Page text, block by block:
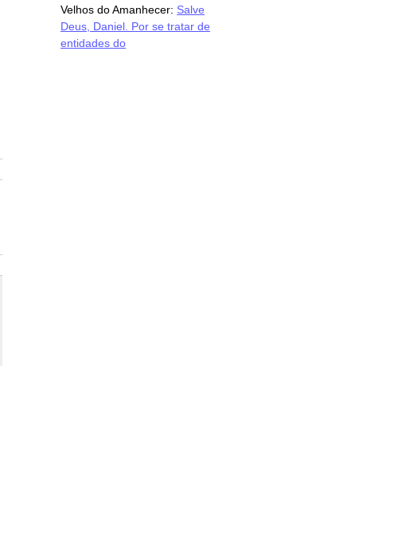
Velhos do Amanhecer: Salve
Deus, Daniel. Por se tratar de
entidades do